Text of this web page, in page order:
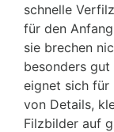
schnelle
für den
sie brechen
besonders
eignet sich für
von Details,
Filzbilder auf